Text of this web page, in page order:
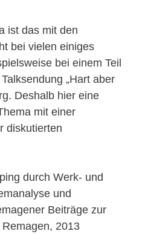
ist das mit den
bei vielen einiges
bei einem Teil
„Hart aber
Deshalb hier eine
mit einer
diskutierten
durch Werk- und
und
Beiträge zur
2013